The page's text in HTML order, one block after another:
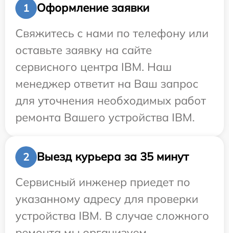
1
Оформление заявки
Свяжитесь с нами по телефону или
оставьте заявку на сайте
сервисного центра IBM. Наш
менеджер ответит на Ваш запрос
для уточнения необходимых работ
ремонта Вашего устройства IBM.
2
Выезд курьера за 35 минут
Сервисный инженер приедет по
указанному адресу для проверки
устройства IBM. В случае сложного